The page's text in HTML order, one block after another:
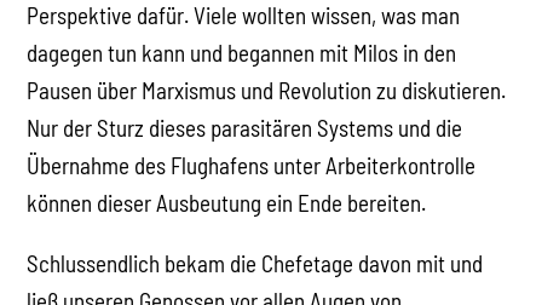
Perspektive dafür. Viele wollten wissen, was man
dagegen tun kann und begannen mit Milos in den
Pausen über Marxismus und Revolution zu diskutieren.
Nur der Sturz dieses parasitären Systems und die
Übernahme des Flughafens unter Arbeiterkontrolle
können dieser Ausbeutung ein Ende bereiten.
Schlussendlich bekam die Chefetage davon mit und